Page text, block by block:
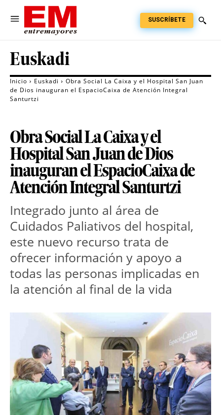
SUSCRÍBETE
Euskadi
Inicio Euskadi
Obra Social La Caixa y el Hospital San Juan
de Dios inauguran el EspacioCaixa de Atención Integral
Santurtzi
Obra Social La Caixa y el
Hospital San Juan de Dios
inauguran el EspacioCaixa de
Atención Integral Santurtzi
Integrado junto al área de
Cuidados Paliativos del hospital,
este nuevo recurso trata de
ofrecer información y apoyo a
todas las personas implicadas en
la atención al final de la vida